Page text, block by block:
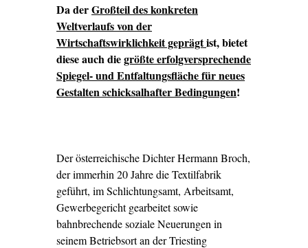
Da derGroßteil des konkreten
Weltverlaufs von der
Wirtschaftswirklichkeit geprägtist, bietet
diese auch diegrößte erfolgversprechende
Spiegel- und Entfaltungsfläche für neues
Gestalten schicksalhafter Bedingungen!
Der österreichische Dichter Hermann Broch,
der immerhin 20 Jahre die Textilfabrik
geführt, im Schlichtungsamt, Arbeitsamt,
Gewerbegericht gearbeitet sowie
bahnbrechende soziale Neuerungen in
seinem Betriebsort an der Triesting